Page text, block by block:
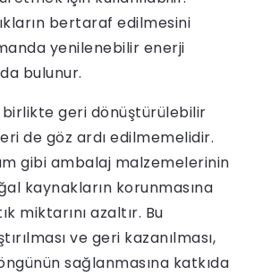
bertaraf edilmesini
yenilenebilir enerji
bulunur.
birlikte geri dönüştürülebilir
de göz ardı edilmemelidir.
gibi ambalaj malzemelerinin
kaynakların korunmasına
miktarını azaltır. Bu
ve geri kazanılması,
sağlanmasına katkıda